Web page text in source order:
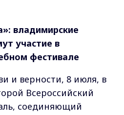
владимирские
участие в
фестивале
и верности, 8 июля, в
Всероссийский
соединяющий